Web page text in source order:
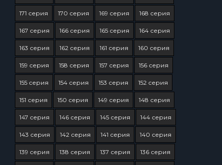
171 серия 170 серия 169 серия 168 серия
167 серия 166 серия 165 серия 164 серия
163 серия 162 серия 161 серия 160 серия
159 серия 158 серия 157 серия 156 серия
155 серия 154 серия 153 серия 152 серия
151 серия 150 серия 149 серия 148 серия
147 серия 146 серия 145 серия 144 серия
143 серия 142 серия 141 серия 140 серия
139 серия 138 серия 137 серия 136 серия